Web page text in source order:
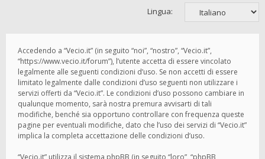
Lingua:
Accedendo a “Vecio.it” (in seguito “noi”, “nostro”, “Vecio.it”,
“https://www.vecio.it/forum”), l’utente accetta di essere vincolato
legalmente alle seguenti condizioni d’uso. Se non accetti di essere
limitato legalmente dalle condizioni d’uso seguenti non utilizzare i
servizi offerti da “Vecio.it”. Le condizioni d’uso possono cambiare in
qualunque momento, sarà nostra premura avvisarti di tali
modifiche, benché sia opportuno controllare con frequenza queste
pagine per eventuali modifiche, dato che l’uso dei servizi di “Vecio.it”
implica la completa accettazione delle condizioni d’uso.
“Vecio.it” utilizza il sistema phpBB (in seguito “loro”, “phpBB